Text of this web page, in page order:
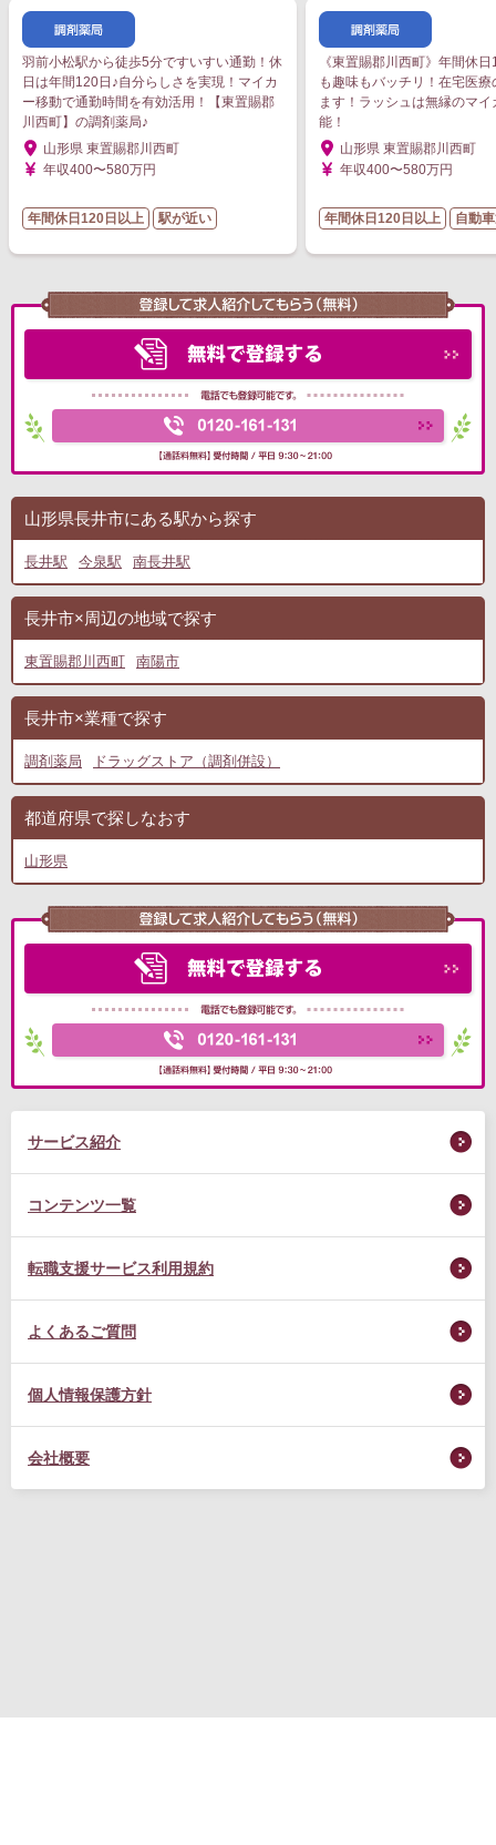
羽前小松駅から徒歩5分ですいすい通勤！休
日は年間120日♪自分らしさを実現！マイカ
ー移動で通勤時間を有効活用！【東置賜郡
川西町】の調剤薬局♪
山形県 東置賜郡川西町
年収400〜580万円
年間休日120日以上 駅が近い
《東置賜郡川西町》年間休
も趣味もバッチリ！在宅医
ます！ラッシュは無縁のマ
能！
山形県 東置賜郡川西町
年収400〜580万円
年間休日120日以上 自動
山形県長井市にある駅から探す
長井駅 今泉駅 南長井駅
長井市×周辺の地域で探す
東置賜郡川西町 南陽市
長井市×業種で探す
調剤薬局 ドラッグストア（調剤併設）
都道府県で探しなおす
山形県
サービス紹介
コンテンツ一覧
転職支援サービス利用規約
よくあるご質問
個人情報保護方針
会社概要